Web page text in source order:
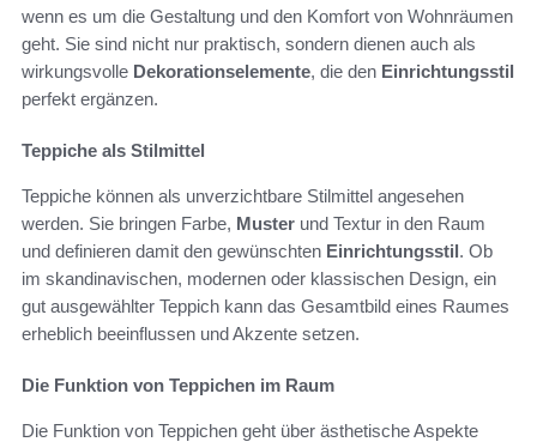
wenn es um die Gestaltung und den Komfort von Wohnräumen
geht. Sie sind nicht nur praktisch, sondern dienen auch als
wirkungsvolle Dekorationselemente, die den Einrichtungsstil
perfekt ergänzen.
Teppiche als Stilmittel
Teppiche können als unverzichtbare Stilmittel angesehen
werden. Sie bringen Farbe, Muster und Textur in den Raum
und definieren damit den gewünschten Einrichtungsstil. Ob
im skandinavischen, modernen oder klassischen Design, ein
gut ausgewählter Teppich kann das Gesamtbild eines Raumes
erheblich beeinflussen und Akzente setzen.
Die Funktion von Teppichen im Raum
Die Funktion von Teppichen geht über ästhetische Aspekte